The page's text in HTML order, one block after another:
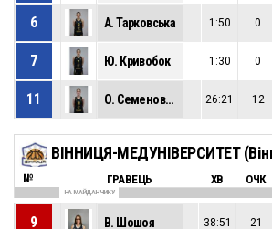
6 А. Тарковська 1:50 0
7 Ю. Кривобок 1:30 0
11 О. Семенович 26:21 12
ВІННИЦЯ-МЕДУНІВЕРСИТЕТ
№ ГРАВЕЦЬ ХВ ОЧК
НА МАЙДАНЧИКУ
9 В. Шошоя 38:51 21